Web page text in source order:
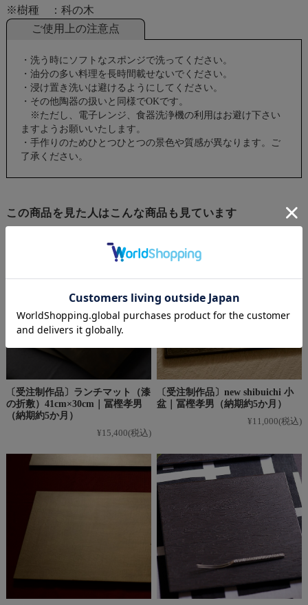
※樹種 ：科の木
ご使用上の注意点
・洗う時にソフトなスポンジで洗ってください。
・油分の多い料理を長時間載せないでください。
・浸け置き洗いは避けるようにしてください。
・その他陶器の扱いと同様でOKです。
※ただし、電子レンジ、食器洗浄機の利用はお避け下さい
ますようお願いいたします。
・手作りのためひとつひとつの景色や質感が異なります。ご
了承ください。
この商品を見た人はこんな商品も見ています
〔受注制作品〕ランチマット（漆
の折敷）41cm×30cm｜冨樫孝男
（納期約5か月）
¥15,400(税込)
〔受注制作品〕new shibuichi 小
盆｜冨樫孝男（納期約5か月）
¥11,000(税込)